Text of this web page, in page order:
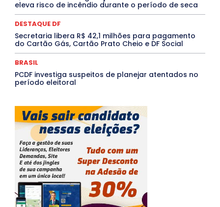
eleva risco de incêndio durante o período de seca
DESTAQUE DF
Secretaria libera R$ 42,1 milhões para pagamento
do Cartão Gás, Cartão Prato Cheio e DF Social
BRASIL
PCDF investiga suspeitos de planejar atentados no
período eleitoral